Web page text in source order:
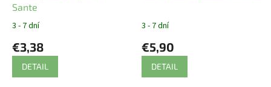
Sante
3 - 7 dní
€3,38
DETAIL
3 - 7 dní
€5,90
DETAIL